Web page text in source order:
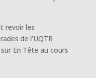
revoir les
de l’UQTR
En Tête au cours